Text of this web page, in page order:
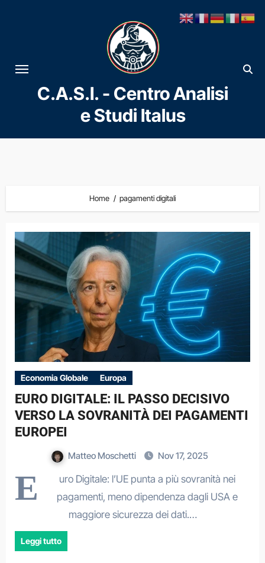
al
contenuto
C.A.S.I. - Centro Analisi
e Studi Italus
Home pagamenti digitali
Economia Globale Europa
EURO DIGITALE: IL PASSO DECISIVO
VERSO LA SOVRANITÀ DEI PAGAMENTI
EUROPEI
Matteo Moschetti Nov 17, 2025
E
uro Digitale: l’UE punta a più sovranità nei
pagamenti, meno dipendenza dagli USA e
maggiore sicurezza dei dati.…
Leggi tutto